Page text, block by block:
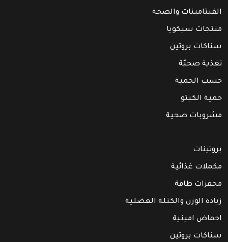
الفيتامينات والصحة
منتجات سيكويا
سناكات بروتين
تغذية صحيّة
حسب الحمية
حمية الكيتو
مشروبات صحية
بروتينات
مكملات غذائية
محفزات طاقة
زيادة الوزن والكتلة العضلية
احماض امينية
سناكات بروتين